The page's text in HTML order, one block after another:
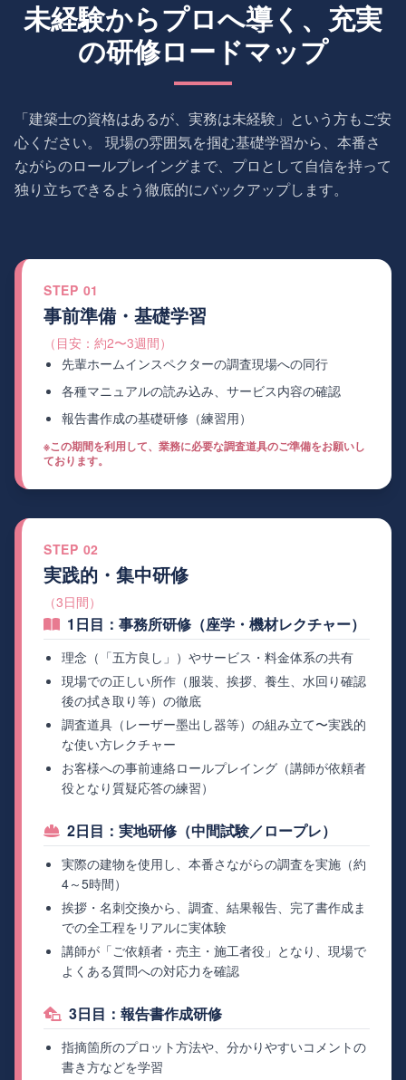
未経験からプロへ導く、充実
の研修ロードマップ
「建築士の資格はあるが、実務は未経験」という方もご安
心ください。
現場の雰囲気を掴む基礎学習から、本番さ
ながらのロールプレイングまで、プロとして自信を持って
独り立ちできるよう徹底的にバックアップします。
STEP 01
事前準備・基礎学習
（目安：約2〜3週間）
先輩ホームインスペクターの調査現場への同行
各種マニュアルの読み込み、サービス内容の確認
報告書作成の基礎研修（練習用）
※この期間を利用して、業務に必要な調査道具のご準備をお願いし
ております。
STEP 02
実践的・集中研修
（3日間）
1日目：事務所研修（座学・機材レクチャー）
理念（「五方良し」）やサービス・料金体系の共有
現場での正しい所作（服装、挨拶、養生、水回り確認
後の拭き取り等）の徹底
調査道具（レーザー墨出し器等）の組み立て〜実践的
な使い方レクチャー
お客様への事前連絡ロールプレイング（講師が依頼者
役となり質疑応答の練習）
2日目：実地研修（中間試験／ロープレ）
実際の建物を使用し、本番さながらの調査を実施（約
4～5時間）
挨拶・名刺交換から、調査、結果報告、完了書作成ま
での全工程をリアルに実体験
講師が「ご依頼者・売主・施工者役」となり、現場で
よくある質問への対応力を確認
3日目：報告書作成研修
指摘箇所のプロット方法や、分かりやすいコメントの
書き方などを学習